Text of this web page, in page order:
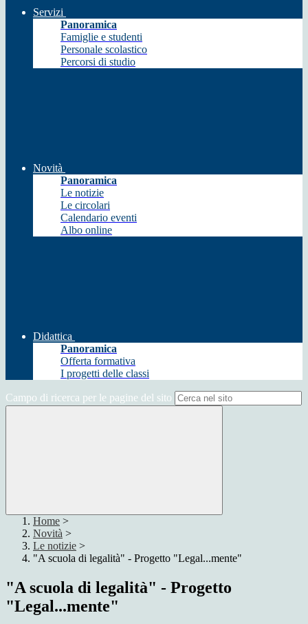
Servizi
Panoramica
Famiglie e studenti
Personale scolastico
Percorsi di studio
Novità
Panoramica
Le notizie
Le circolari
Calendario eventi
Albo online
Didattica
Panoramica
Offerta formativa
I progetti delle classi
Campo di ricerca per le pagine del sito
Home >
Novità >
Le notizie >
"A scuola di legalità" - Progetto "Legal...mente"
"A scuola di legalità" - Progetto
"Legal...mente"